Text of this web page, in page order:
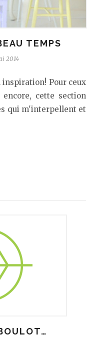
TEMPS
2014
inspiration! Pour ceux
cette section
qui m'interpellent et